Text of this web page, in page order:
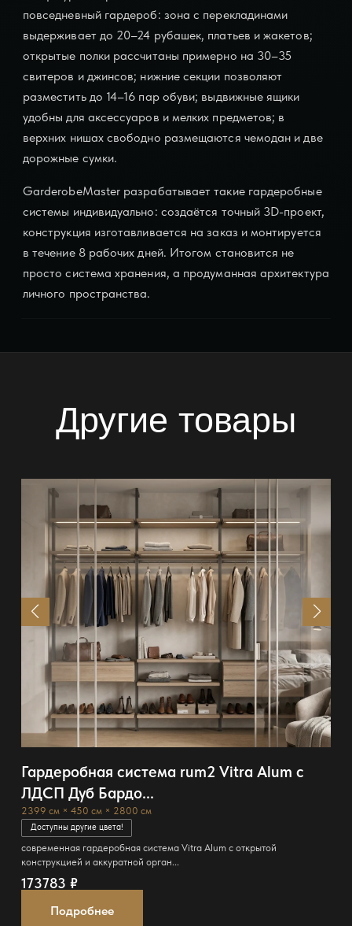
повседневный гардероб: зона с перекладинами
выдерживает до 20–24 рубашек, платьев и жакетов;
открытые полки рассчитаны примерно на 30–35
свитеров и джинсов; нижние секции позволяют
разместить до 14–16 пар обуви; выдвижные ящики
удобны для аксессуаров и мелких предметов; в
верхних нишах свободно размещаются чемодан и две
дорожные сумки.
GarderobeMaster разрабатывает такие гардеробные
системы индивидуально: создаётся точный 3D-проект,
конструкция изготавливается на заказ и монтируется
в течение 8 рабочих дней. Итогом становится не
просто система хранения, а продуманная архитектура
личного пространства.
Другие товары
Гардеробная система rum2 Vitra Alum с
ЛДСП Дуб Бардо...
2399 см × 450 см × 2800 см
Доступны другие цвета!
современная гардеробная система Vitra Alum с открытой
конструкцией и аккуратной орган...
173783 ₽
Подробнее